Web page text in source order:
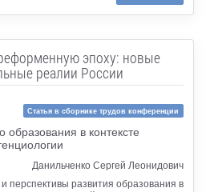
эпоху: новые
реалии России
Статья в сборнике трудов конференции
образования в контексте
Данильченко Сергей Леонидович
перспективы развития образования в